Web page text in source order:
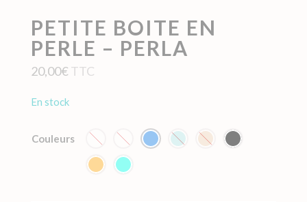
PETITE BOITE EN
PERLE – PERLA
20,00€ TTC
en stock
Couleurs